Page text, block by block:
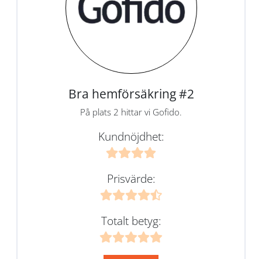
Bra hemförsäkring #2
På plats 2 hittar vi Gofido.
Kundnöjdhet:
Prisvärde:
Totalt betyg: